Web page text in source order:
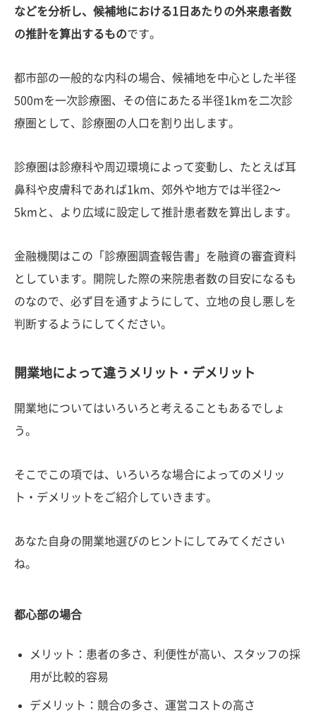
などを分析し、候補地における1日あたりの外来患者数
の推計を算出するものです。
都市部の一般的な内科の場合、候補地を中心とした半径
500mを一次診療圏、その倍にあたる半径1kmを二次診
療圏として、診療圏の人口を割り出します。
診療圏は診療科や周辺環境によって変動し、たとえば耳
鼻科や皮膚科であれば1km、郊外や地方では半径2〜
5kmと、より広域に設定して推計患者数を算出します。
金融機関はこの「診療圏調査報告書」を融資の審査資料
としています。開院した際の来院患者数の目安になるも
のなので、必ず目を通すようにして、立地の良し悪しを
判断するようにしてください。
開業地によって違うメリット・デメリット
開業地についてはいろいろと考えることもあるでしょ
う。
そこでこの項では、いろいろな場合によってのメリッ
ト・デメリットをご紹介していきます。
あなた自身の開業地選びのヒントにしてみてください
ね。
都心部の場合
メリット：患者の多さ、利便性が高い、スタッフの採
用が比較的容易
デメリット：競合の多さ、運営コストの高さ